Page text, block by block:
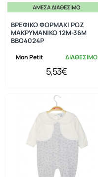
ΆΜΕΣΑ ΔΙΑΘΈΣΙΜΟ
Mon Petit ΔΙΑΘΕΣΙΜΟ
ΒΡΕΦΙΚΟ ΦΟΡΜΑΚΙ ΡΟΖ
ΜΑΚΡΥΜΑΝΙΚΟ 12Μ-36Μ
BBG4024P
5,53€